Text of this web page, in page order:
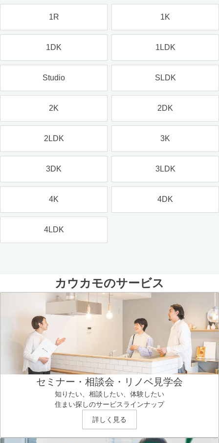
1R 1K
1DK 1LDK
Studio SLDK
2K 2DK
2LDK 3K
3DK 3LDK
4K 4DK
4LDK
カウカモのサービス
セミナー・相談会・リノベ見学会
知りたい、相談したい、体験したい
住まい探しのサービスラインナップ
詳しく見る